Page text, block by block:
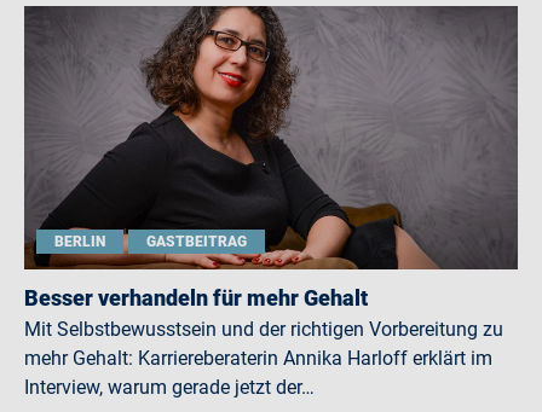
BERLIN GASTBEITRAG
Besser verhandeln für mehr Gehalt
Mit Selbstbewusstsein und der richtigen Vorbereitung zu
mehr Gehalt: Karriereberaterin Annika Harloff erklärt im
Interview, warum gerade jetzt der…